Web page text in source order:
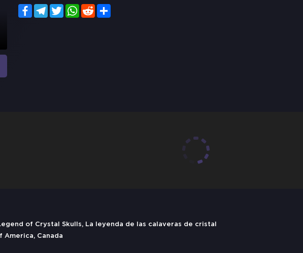
FacebookTelegramTwitterWhatsApp
Reddit
of Crystal Skulls, La leyenda de las calaveras de cristal
America, Canada